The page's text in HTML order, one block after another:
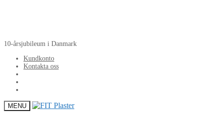
10-årsjubileum i Danmark
Kundkonto
Kontakta oss
MENU